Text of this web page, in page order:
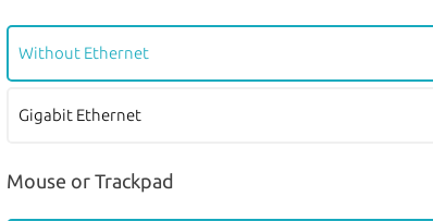
Without Ethernet
Gigabit Ethernet
Mouse or Trackpad